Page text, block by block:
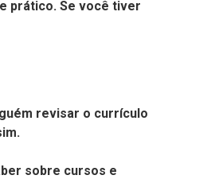
prático. Se você tiver
revisar o currículo
sobre cursos e